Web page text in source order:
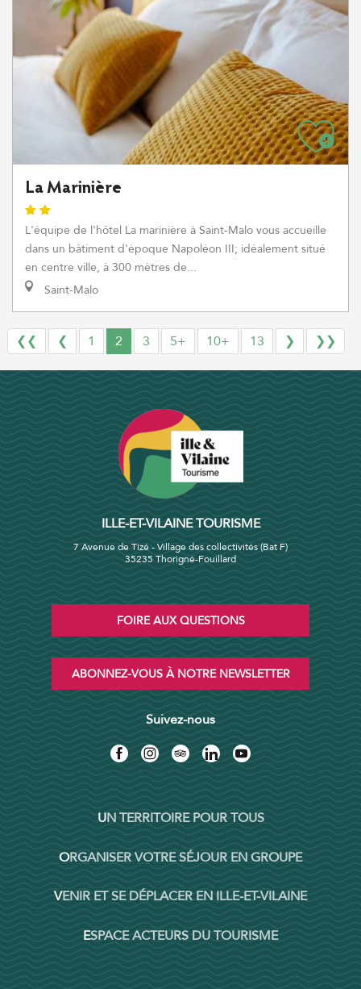
La Marinière
L'équipe de l'hôtel La marinière à Saint-Malo vous accueille
dans un bâtiment d'époque Napoléon III; idéalement situé
en centre ville, à 300 mètres de...
Saint-Malo
❮❮ ❮ 1 2 3 5+ 10+ 13 ❯ ❯❯
ILLE-ET-VILAINE TOURISME
7 Avenue de Tizé - Village des collectivités (Bat F)
35235 Thorigné-Fouillard
FOIRE AUX QUESTIONS
ABONNEZ-VOUS À NOTRE NEWSLETTER
Suivez-nous
UN TERRITOIRE POUR TOUS
ORGANISER VOTRE SÉJOUR EN GROUPE
VENIR ET SE DÉPLACER EN ILLE-ET-VILAINE
ESPACE ACTEURS DU TOURISME